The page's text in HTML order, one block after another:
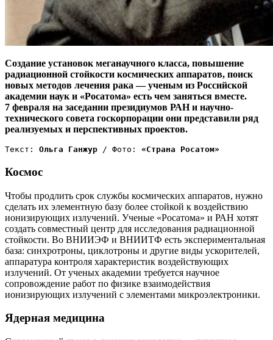
Создание установок меганаучного класса, повышение
радиационной стойкости космических аппаратов, поиск
новых методов лечения рака — ученым из Российской
академии наук и «Росатома» есть чем заняться вместе.
7 февраля на заседании президиумов РАН и научно-
технического совета госкорпорации они представили ряд
реализуемых и перспективных проектов.
Текст: Ольга Ганжур / Фото: «Страна Росатом»
Космос
Чтобы продлить срок службы космических аппаратов, нужно
сделать их элементную базу более стойкой к воздействию
ионизирующих излучений. Ученые «Росатома» и РАН хотят
создать совместный центр для исследования радиационной
стойкости. Во ВНИИЭФ и ВНИИТФ есть экспериментальная
база: синхротроны, циклотроны и другие виды ускорителей,
аппаратура контроля характеристик воздействующих
излучений. От ученых академии требуется научное
сопровождение работ по физике взаимодействия
ионизирующих излучений с элементами микроэлектроники.
Ядерная медицина